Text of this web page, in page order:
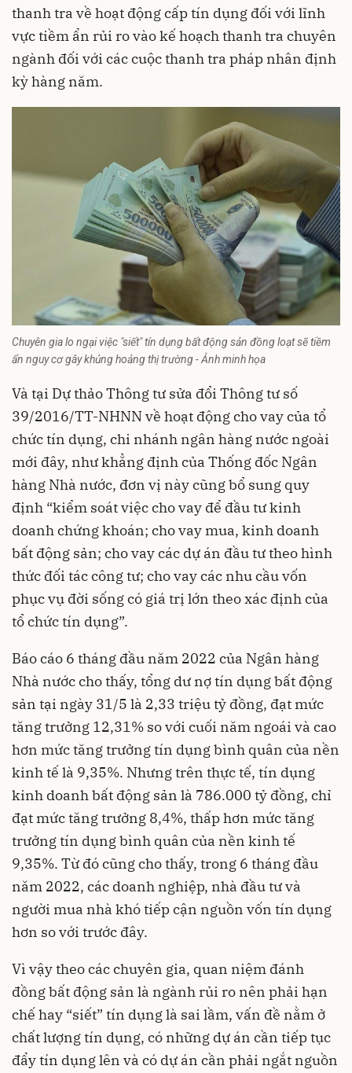
thanh tra về hoạt động cấp tín dụng đối với lĩnh
vực tiềm ẩn rủi ro vào kế hoạch thanh tra chuyên
ngành đối với các cuộc thanh tra pháp nhân định
kỳ hàng năm.
Chuyên gia lo ngại việc "siết" tín dụng bất động sản đồng loạt sẽ tiềm
ẩn nguy cơ gây khủng hoảng thị trường - Ảnh minh họa
Và tại Dự thảo Thông tư sửa đổi Thông tư số
39/2016/TT-NHNN về hoạt động cho vay của tổ
chức tín dụng, chi nhánh ngân hàng nước ngoài
mới đây, như khẳng định của Thống đốc Ngân
hàng Nhà nước, đơn vị này cũng bổ sung quy
định “kiểm soát việc cho vay để đầu tư kinh
doanh chứng khoán; cho vay mua, kinh doanh
bất động sản; cho vay các dự án đầu tư theo hình
thức đối tác công tư; cho vay các nhu cầu vốn
phục vụ đời sống có giá trị lớn theo xác định của
tổ chức tín dụng”.
Báo cáo 6 tháng đầu năm 2022 của Ngân hàng
Nhà nước cho thấy, tổng dư nợ tín dụng bất động
sản tại ngày 31/5 là 2,33 triệu tỷ đồng, đạt mức
tăng trưởng 12,31% so với cuối năm ngoái và cao
hơn mức tăng trưởng tín dụng bình quân của nền
kinh tế là 9,35%. Nhưng trên thực tế, tín dụng
kinh doanh bất động sản là 786.000 tỷ đồng, chỉ
đạt mức tăng trưởng 8,4%, thấp hơn mức tăng
trưởng tín dụng bình quân của nền kinh tế
9,35%. Từ đó cũng cho thấy, trong 6 tháng đầu
năm 2022, các doanh nghiệp, nhà đầu tư và
người mua nhà khó tiếp cận nguồn vốn tín dụng
hơn so với trước đây.
Vì vậy theo các chuyên gia, quan niệm đánh
đồng bất động sản là ngành rủi ro nên phải hạn
chế hay “siết” tín dụng là sai lầm, vấn đề nằm ở
chất lượng tín dụng, có những dự án cần tiếp tục
đẩy tín dụng lên và có dự án cần phải ngắt nguồn